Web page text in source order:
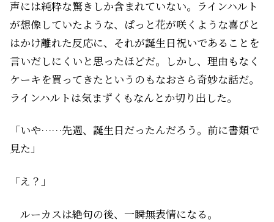
声には純粋な驚きしか含まれていない。ラインハルト
が想像していたような、ぱっと花が咲くような喜びと
はかけ離れた反応に、それが誕生日祝いであることを
言いだしにくいと思ったほどだ。しかし、理由もなく
ケーキを買ってきたというのもなおさら奇妙な話だ。
ラインハルトは気まずくもなんとか切り出した。
「いや……先週、誕生日だったんだろう。前に書類で
見た」
「え？」
ルーカスは絶句の後、一瞬無表情になる。